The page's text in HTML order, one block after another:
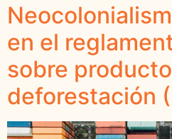
en el
sobre
deforestación